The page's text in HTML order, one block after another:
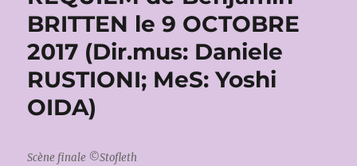
BRITTEN le 9 OCTOBRE
2017 (Dir.mus: Daniele
RUSTIONI; MeS: Yoshi
OIDA)
Scène finale ©Stofleth